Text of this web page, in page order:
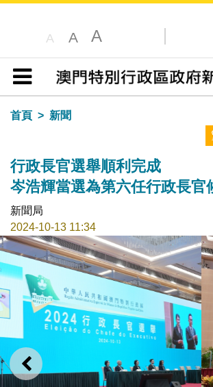
A A A
目錄
首頁
新聞
行政長官選舉順利完成
岑浩輝當選為第六任行政長官
新聞局
2024-10-13 11:34
上一則